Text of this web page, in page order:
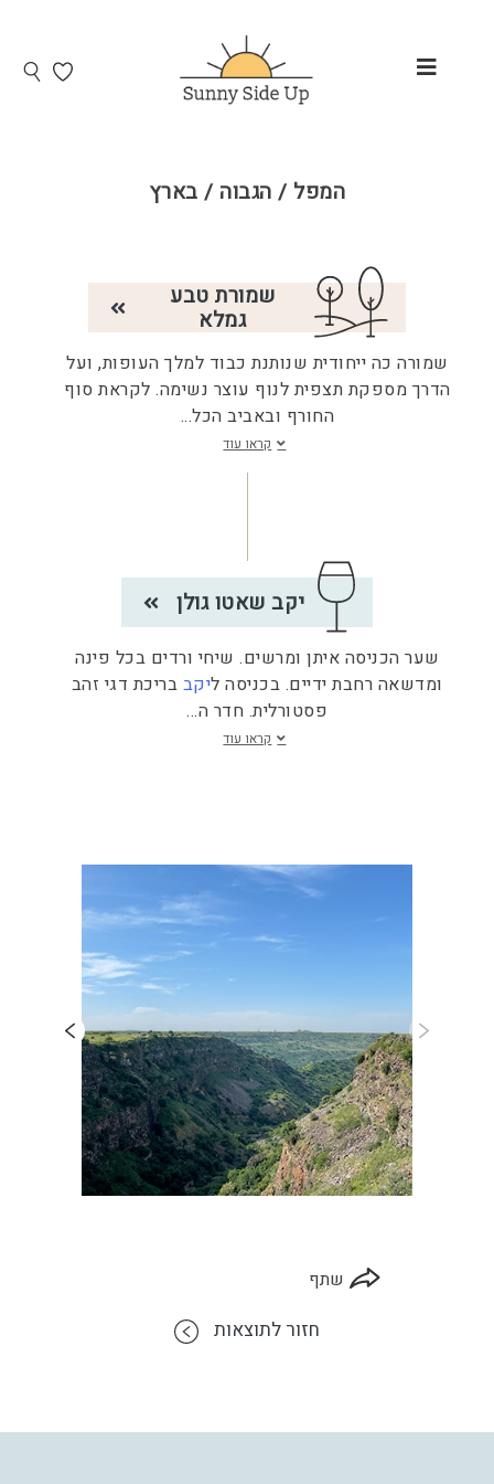
המפל / הגבוה / בארץ
שמורת טבע
גמלא
שמורה כה ייחודית שנותנת כבוד למלך העופות, ועל
הדרך מספקת תצפית לנוף עוצר נשימה. לקראת סוף
החורף ובאביב הכל...
קראו עוד
יקב שאטו גולן
שער הכניסה איתן ומרשים. שיחי ורדים בכל פינה
ומדשאה רחבת ידיים. בכניסה ליקב בריכת דגי זהב
פסטורלית. חדר ה...
קראו עוד
שתף
חזור לתוצאות